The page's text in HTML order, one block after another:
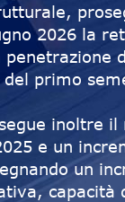
2026 la
primo
inoltre
e un
un